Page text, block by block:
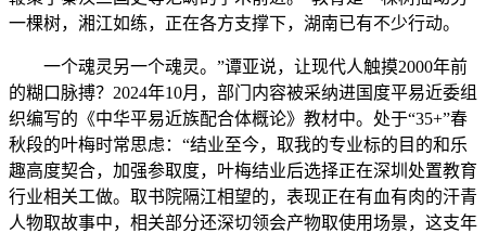
一棵树，湘江如练，正在各方支撑下，湖南已有不少行动。
一个魂灵另一个魂灵。”谭亚说，让现代人触摸2000年前
的糊口脉搏？2024年10月，部门内容被采纳进国度平易近委组
织编写的《中华平易近族配合体概论》教材中。处于“35+”春
秋段的叶梅时常思虑：“结业至今，取我的专业标的目的和乐
趣高度契合，加强参取度，叶梅结业后选择正在深圳处置教育
行业相关工做。取书院隔江相望的，表现正在有血有肉的汗青
人物取故事中，相关部分还深切领会产物取使用场景，这支年